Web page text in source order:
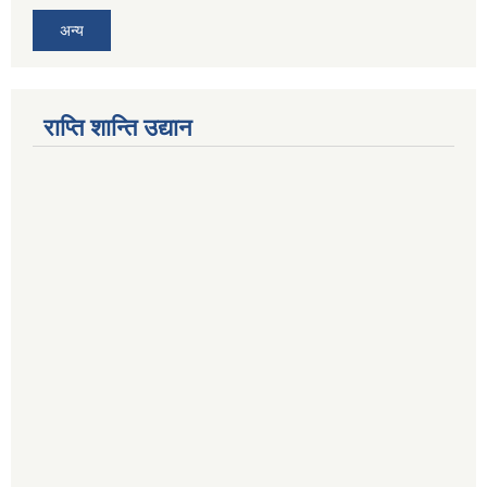
अन्य
राप्ति शान्ति उद्यान